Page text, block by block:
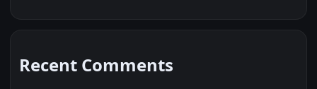
Recent Comments